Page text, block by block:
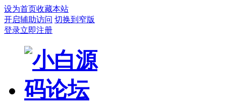
设为首页收藏本站
开启辅助访问 切换到窄版
登录立即注册